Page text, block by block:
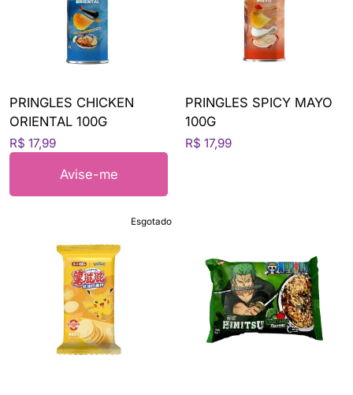
PRINGLES CHICKEN
ORIENTAL 100G
R$ 17,99
Avise-me
PRINGLES SPICY MAYO
100G
R$ 17,99
Esgotado